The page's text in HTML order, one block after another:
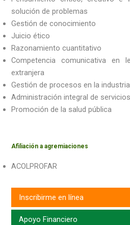
solución de problemas
Gestión de conocimiento
Juicio ético
Razonamiento cuantitativo
Competencia comunicativa en
extranjera
Gestión de procesos en la
Administración integral de
Promoción de la salud pública
Afiliación a agremiaciones
ACOLPROFAR
Inscribirme en línea
Apoyo Financiero